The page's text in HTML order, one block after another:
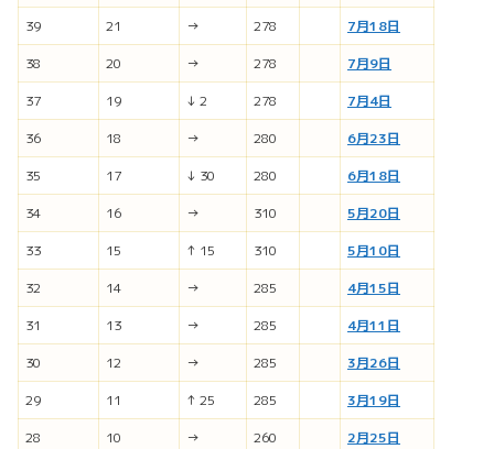
39
21 → 278
7月18日
38
20 → 278
7月9日
37
19 ↓ 2 278
7月4日
36
18 → 280
6月23日
35
17 ↓ 30 280
6月18日
34
16 → 310
5月20日
33
15 ↑ 15 310
5月10日
32
14 → 285
4月15日
31
13 → 285
4月11日
30
12 → 285
3月26日
29
11 ↑ 25 285
3月19日
28
10 → 260
2月25日